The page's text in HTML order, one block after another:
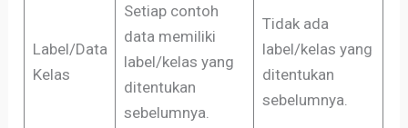
Label/Data
Kelas
Setiap contoh
data memiliki
label/kelas yang
ditentukan
sebelumnya.
Tidak ada
label/kelas yang
ditentukan
sebelumnya.